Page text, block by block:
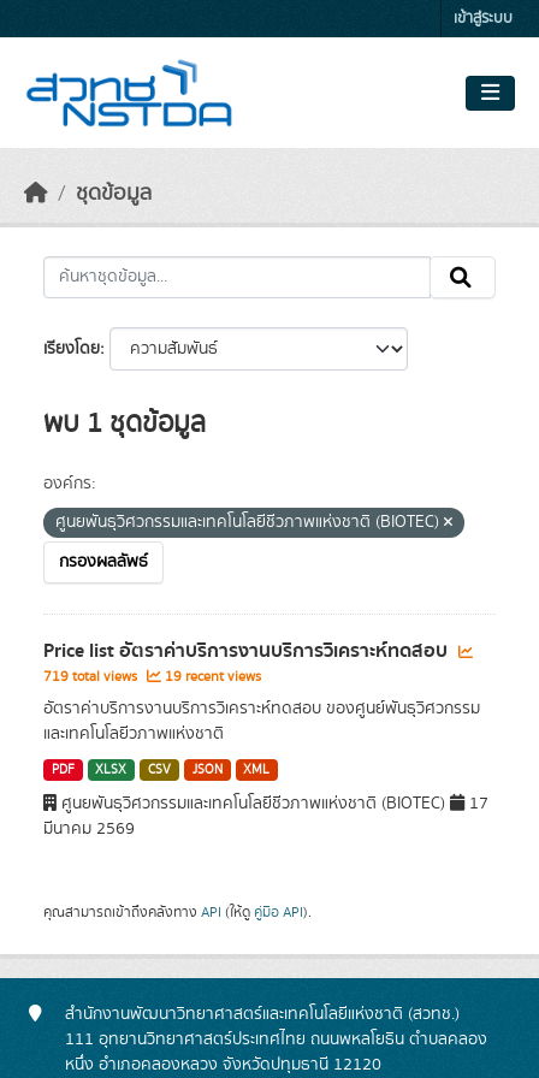
เข้าสู่ระบบ
ชุดข้อมูล
เรียงโดย
พบ 1 ชุดข้อมูล
องค์กร:
ศูนยพันธุวิศวกรรมและเทคโนโลยีชีวภาพแห่งชาติ (BIOTEC)
กรองผลลัพธ์
Price list อัตราค่าบริการงานบริการวิเคราะห์ทดสอบ
719 total views 19 recent views
อัตราค่าบริการงานบริการวิเคราะห์ทดสอบ ของศูนย์พันธุวิศวกรรม
และเทคโนโลยีวภาพแห่งชาติ
PDF XLSX CSV JSON XML
ศูนยพันธุวิศวกรรมและเทคโนโลยีชีวภาพแห่งชาติ (BIOTEC)
17
มีนาคม 2569
คุณสามารถเข้าถึงคลังทาง API (ให้ดู คู่มือ API).
สำนักงานพัฒนาวิทยาศาสตร์และเทคโนโลยีแห่งชาติ (สวทช.)
111 อุทยานวิทยาศาสตร์ประเทศไทย ถนนพหลโยธิน ตำบลคลอง
หนึ่ง อำเภอคลองหลวง จังหวัดปทุมธานี 12120